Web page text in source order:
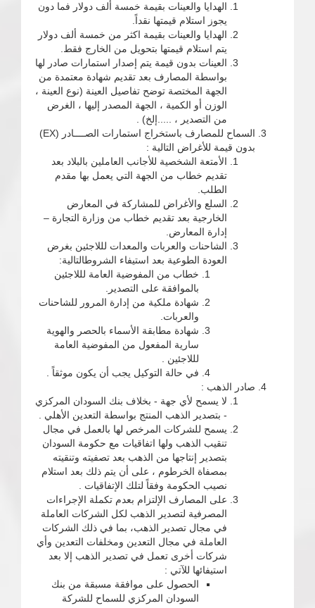
الهدايا والعينات بقيمة خمسة ألف دولار فما دون
يجوز استلام قيمتها نقداً.
الهدايا والعينات بقيمة اكثر من خمسة ألف دولار
يتم استلام قيمتها بتحويل من الخارج فقط.
العينات بدون قيمة يتم إصدار استمارات صادر لها
بواسطة المصارف بعد تقديم شهادة معتمدة من
الجهة المختصة توضح تفاصيل العينة (نوع العينة ،
الوزن أو الكمية ، الجهة المصدر إليها ، الغرض
من التصدير ، .....إلخ) .
السماح للمصارف باستخراج استمارات الصــــادر (EX)
بدون قيمة للأغراض التالية :
الأمتعة الشخصية للأجانب العاملين بالبلاد بعد
تقديم خطاب من الجهة التي يعمل بها مقدم
الطلب.
السلع والأغراض للمشاركة في المعارض
الخارجية بعد تقديم خطاب من وزارة التجارة –
إدارة المعارض.
الشاحنات والعربات والمعدات لللاجئين بغرض
العودة الطوعية بعد استيفاء الشروطالتالية:
خطاب من المفوضية العامة لللاجئين
بالموافقة على التصدير.
شهادة ملكية من إدارة المرور للشاحنات
والعربات.
شهادة مطابقة الأسماء بالحصر والهوية
سارية المفعول من المفوضية العامة
لللاجئين .
في حالة التوكيل يجب أن يكون موثقاً .
صادر الذهب :
لا يسمح لأي جهة - بخلاف بنك السودان المركزي
- بتصدير الذهب المنتج بواسطة التعدين الأهلي .
يسمح للشركات المرخص لها بالعمل في مجال
تنقيب الذهب ولها اتفاقيات مع حكومة السودان
بتصدير إنتاجها من الذهب بعد تصفيته وتنقيته
بمصفاة الخرطوم ، على أن يتم ذلك بعد استلام
نصيب الحكومة وفقاً لتلك الإتفاقيات .
على المصارف الإلتزام بعدم تكملة الإجراءات
المصرفية لتصدير الذهب لكل الشركات العاملة
في مجال تصدير الذهب، بما في ذلك الشركات
العاملة في مجال التعدين ومخلفات التعدين وأي
شركات أخرى تعمل في تصدير الذهب إلا بعد
استيفائها للآتي :
الحصول على موافقة مسبقة من بنك
السودان المركزي للسماح للشركة